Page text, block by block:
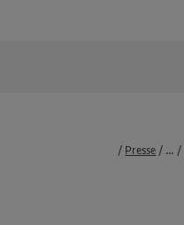
Presse ...